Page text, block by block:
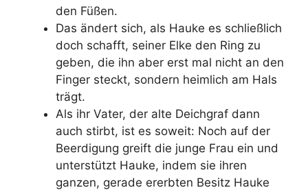
den Füßen.
Das ändert sich, als Hauke es schließlich
doch schafft, seiner Elke den Ring zu
geben, die ihn aber erst mal nicht an den
Finger steckt, sondern heimlich am Hals
trägt.
Als ihr Vater, der alte Deichgraf dann
auch stirbt, ist es soweit: Noch auf der
Beerdigung greift die junge Frau ein und
unterstützt Hauke, indem sie ihren
ganzen, gerade ererbten Besitz Hauke